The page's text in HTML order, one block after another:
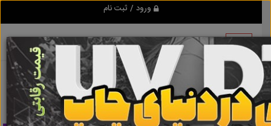
ورود / ثبت نام
تبلیغ کن
اعلام بار یخچالی و حمل بار با ماشین های یخچالدار
قزوین،خرمدشت،سیردان
نتایج جستجو برای برچسب اعلام بار یخچالی و
حمل بار با ماشین های یخچالدار قزوین،خرمدشت،سیردان